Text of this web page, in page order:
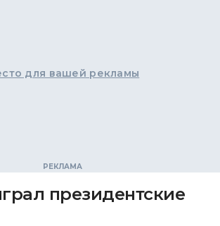
для вашей рекламы
президентские